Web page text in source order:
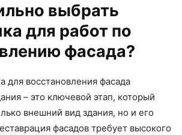
выбрать
для работ по
фасада?
для восстановления фасада
– это ключевой этап, который
внешний вид здания, но и его
фасадов требует высокого